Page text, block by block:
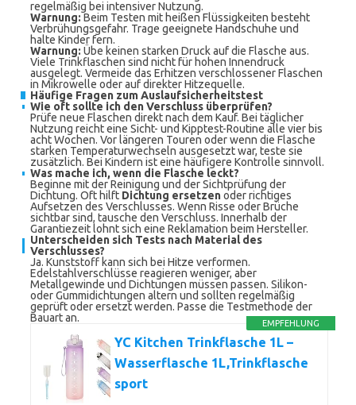
regelmäßig bei intensiver Nutzung.
Warnung: Beim Testen mit heißen Flüssigkeiten besteht
Verbrühungsgefahr. Trage geeignete Handschuhe und
halte Kinder fern.
Warnung: Übe keinen starken Druck auf die Flasche aus.
Viele Trinkflaschen sind nicht für hohen Innendruck
ausgelegt. Vermeide das Erhitzen verschlossener Flaschen
in Mikrowelle oder auf direkter Hitzequelle.
Häufige Fragen zum Auslaufsicherheitstest
Wie oft sollte ich den Verschluss überprüfen?
Prüfe neue Flaschen direkt nach dem Kauf. Bei täglicher
Nutzung reicht eine Sicht- und Kipptest-Routine alle vier bis
acht Wochen. Vor längeren Touren oder wenn die Flasche
starken Temperaturwechseln ausgesetzt war, teste sie
zusätzlich. Bei Kindern ist eine häufigere Kontrolle sinnvoll.
Was mache ich, wenn die Flasche leckt?
Beginne mit der Reinigung und der Sichtprüfung der
Dichtung. Oft hilft Dichtung ersetzenoder richtiges
Aufsetzen des Verschlusses. Wenn Risse oder Brüche
sichtbar sind, tausche den Verschluss. Innerhalb der
Garantiezeit lohnt sich eine Reklamation beim Hersteller.
Unterscheiden sich Tests nach Material des
Verschlusses?
Ja. Kunststoff kann sich bei Hitze verformen.
Edelstahlverschlüsse reagieren weniger, aber
Metallgewinde und Dichtungen müssen passen. Silikon-
oder Gummidichtungen altern und sollten regelmäßig
geprüft oder ersetzt werden. Passe die Testmethode der
Bauart an.
EMPFEHLUNG
YC Kitchen Trinkflasche 1L –
Wasserflasche 1L,Trinkflasche
sport